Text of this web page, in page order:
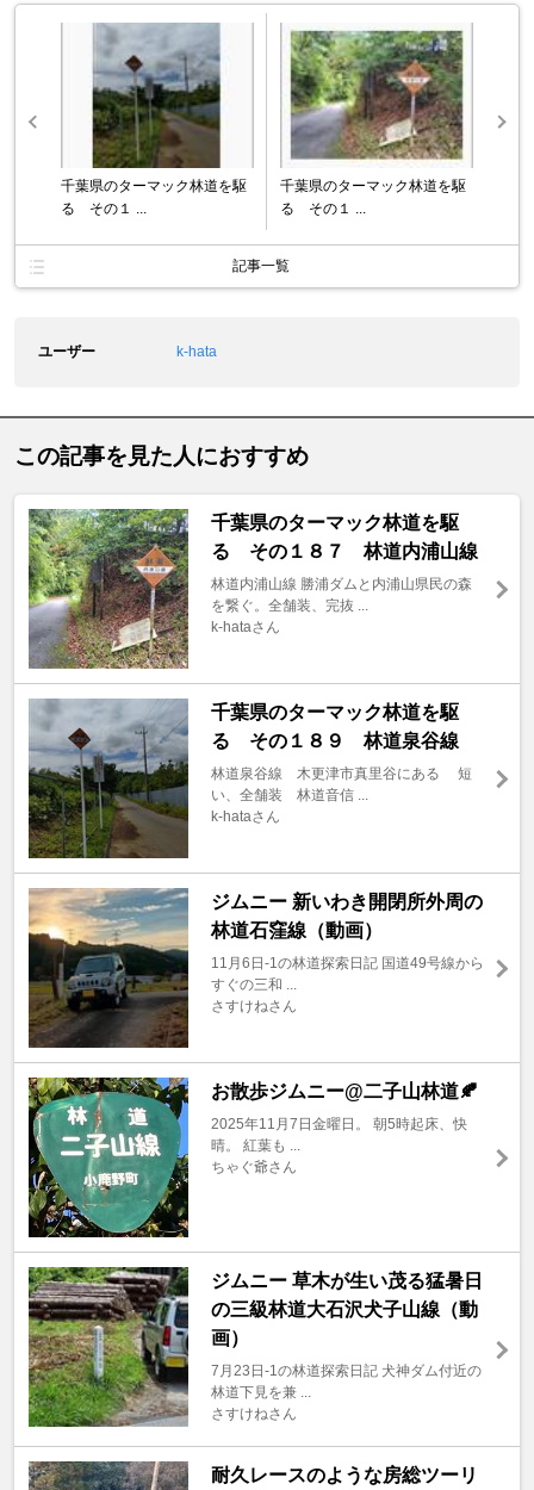
千葉県のターマック林道を駆
る その１ ...
千葉県のターマック林道を駆
る その１ ...
記事一覧
ユーザー k-hata
この記事を見た人におすすめ
千葉県のターマック林道を駆
る その１８７ 林道内浦山線
林道内浦山線 勝浦ダムと内浦山県民の森
を繋ぐ。全舗装、完抜 ...
k-hataさん
千葉県のターマック林道を駆
る その１８９ 林道泉谷線
林道泉谷線 木更津市真里谷にある 短
い、全舗装 林道音信 ...
k-hataさん
ジムニー 新いわき開閉所外周の
林道石窪線（動画）
11月6日-1の林道探索日記 国道49号線から
すぐの三和 ...
さすけねさん
お散歩ジムニー@二子山林道🍂
2025年11月7日金曜日。 朝5時起床、快
晴。 紅葉も ...
ちゃぐ爺さん
ジムニー 草木が生い茂る猛暑日
の三級林道大石沢犬子山線（動
画）
7月23日-1の林道探索日記 犬神ダム付近の
林道下見を兼 ...
さすけねさん
耐久レースのような房総ツーリ